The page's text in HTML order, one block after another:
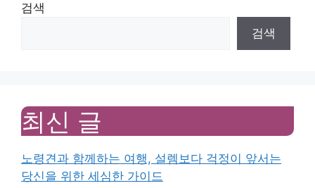
검색
검색
최신 글
노령견과 함께하는 여행, 설렘보다 걱정이 앞서는
당신을 위한 세심한 가이드